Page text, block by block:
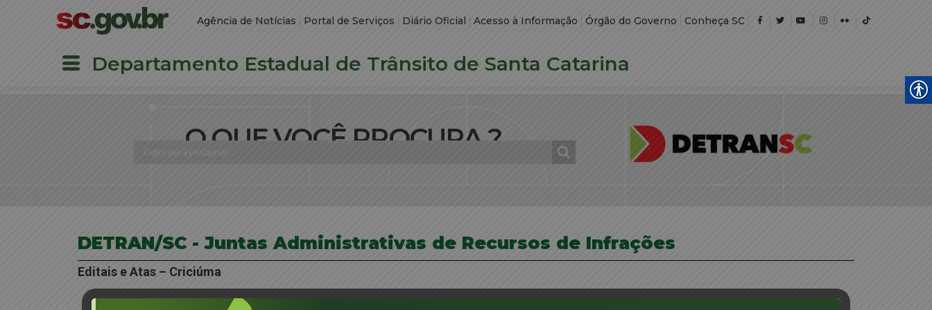
Agência de Notícias Portal de Serviços Diário Oficial Acesso à Informação Órgão do Governo Conheça SC
Departamento Estadual de Trânsito de Santa Catarina
O QUE VOCÊ PROCURA ?
DETRAN/SC - Juntas Administrativas de Recursos de Infrações
Editais e Atas – Criciúma